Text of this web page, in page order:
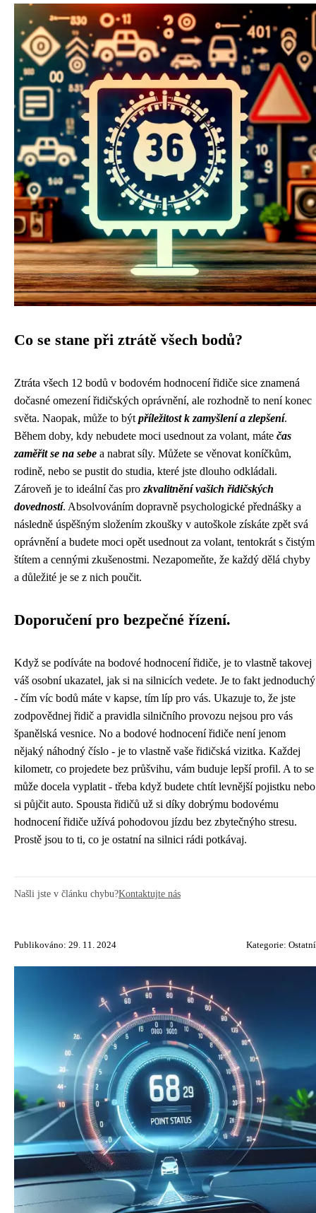
Co se stane při ztrátě všech bodů?
Ztráta všech 12 bodů v bodovém hodnocení řidiče sice znamená
dočasné omezení řidičských oprávnění, ale rozhodně to není konec
světa. Naopak, může to být příležitost k zamyšlení a zlepšení.
Během doby, kdy nebudete moci usednout za volant, máte čas
zaměřit se na sebe a nabrat síly. Můžete se věnovat koníčkům,
rodině, nebo se pustit do studia, které jste dlouho odkládali.
Zároveň je to ideální čas pro zkvalitnění vašich řidičských
dovedností. Absolvováním dopravně psychologické přednášky a
následně úspěšným složením zkoušky v autoškole získáte zpět svá
oprávnění a budete moci opět usednout za volant, tentokrát s čistým
štítem a cennými zkušenostmi. Nezapomeňte, že každý dělá chyby
a důležité je se z nich poučit.
Doporučení pro bezpečné řízení.
Když se podíváte na bodové hodnocení řidiče, je to vlastně takovej
váš osobní ukazatel, jak si na silnicích vedete. Je to fakt jednoduchý
- čím víc bodů máte v kapse, tím líp pro vás. Ukazuje to, že jste
zodpovědnej řidič a pravidla silničního provozu nejsou pro vás
španělská vesnice. No a bodové hodnocení řidiče není jenom
nějaký náhodný číslo - je to vlastně vaše řidičská vizitka. Každej
kilometr, co projedete bez průšvihu, vám buduje lepší profil. A to se
může docela vyplatit - třeba když budete chtít levnější pojistku nebo
si půjčit auto. Spousta řidičů už si díky dobrýmu bodovému
hodnocení řidiče užívá pohodovou jízdu bez zbytečnýho stresu.
Prostě jsou to ti, co je ostatní na silnici rádi potkávaj.
Našli jste v článku chybu?Kontaktujte nás
Publikováno: 29. 11. 2024 Kategorie: Ostatní